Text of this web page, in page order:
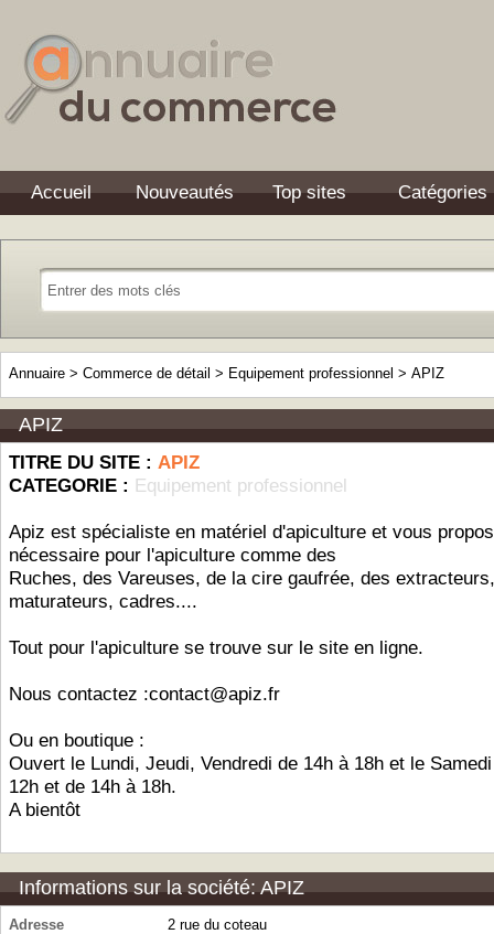
Accueil Nouveautés Top sites Catégories
Annuaire > Commerce de détail > Equipement professionnel > APIZ
APIZ
TITRE DU SITE : APIZ
CATEGORIE : Equipement professionnel
Apiz est spécialiste en matériel d'apiculture et vous
nécessaire pour l'apiculture comme des
Ruches, des Vareuses, de la cire gaufrée, des extracteurs,
maturateurs, cadres....
Tout pour l'apiculture se trouve sur le site en ligne.
Nous contactez :contact@apiz.fr
Ou en boutique :
Ouvert le Lundi, Jeudi, Vendredi de 14h à 18h et le
12h et de 14h à 18h.
A bientôt
Informations sur la société: APIZ
Adresse
2 rue du coteau